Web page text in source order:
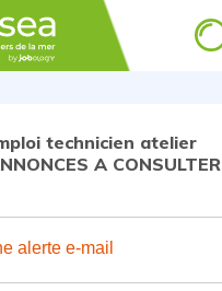
technicien atelier
A CONSULTER
alerte e-mail